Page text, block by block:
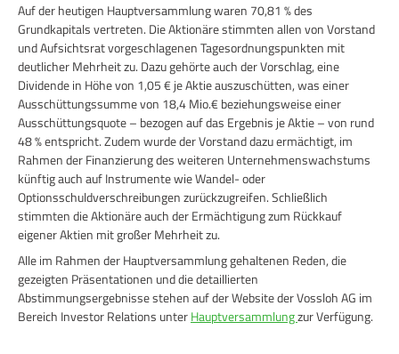
Auf der heutigen Hauptversammlung waren 70,81 % des
Grundkapitals vertreten. Die Aktionäre stimmten allen von Vorstand
und Aufsichtsrat vorgeschlagenen Tagesordnungspunkten mit
deutlicher Mehrheit zu. Dazu gehörte auch der Vorschlag, eine
Dividende in Höhe von 1,05 € je Aktie auszuschütten, was einer
Ausschüttungssumme von 18,4 Mio.€ beziehungsweise einer
Ausschüttungsquote – bezogen auf das Ergebnis je Aktie – von rund
48 % entspricht. Zudem wurde der Vorstand dazu ermächtigt, im
Rahmen der Finanzierung des weiteren Unternehmenswachstums
künftig auch auf Instrumente wie Wandel- oder
Optionsschuldverschreibungen zurückzugreifen. Schließlich
stimmten die Aktionäre auch der Ermächtigung zum Rückkauf
eigener Aktien mit großer Mehrheit zu.
Alle im Rahmen der Hauptversammlung gehaltenen Reden, die
gezeigten Präsentationen und die detaillierten
Abstimmungsergebnisse stehen auf der Website der Vossloh AG im
Bereich Investor Relations unterHauptversammlungzur Verfügung.